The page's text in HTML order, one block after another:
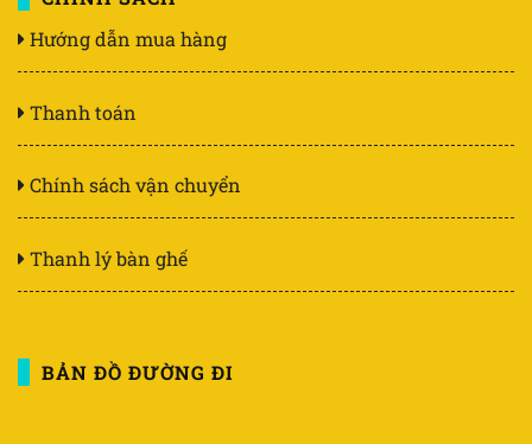
Hướng dẫn mua hàng
Thanh toán
Chính sách vận chuyển
Thanh lý bàn ghế
BẢN ĐỒ ĐƯỜNG ĐI